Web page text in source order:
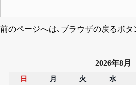
前のページへは､ブラウザの戻るボタ
2026年8月
日 月 火 水